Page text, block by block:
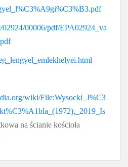
02924/00006/pdf/EPA02924_va
wiki/File:Wysocki_J%C3
na ścianie kościoła